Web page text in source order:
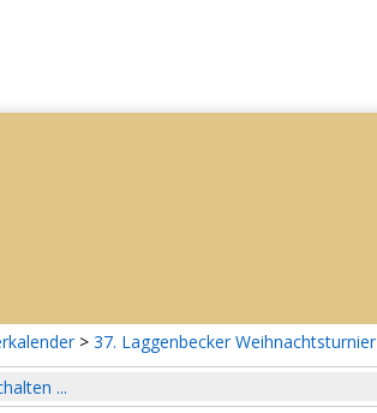
> 37. Laggenbecker Weihnachtsturnier
...